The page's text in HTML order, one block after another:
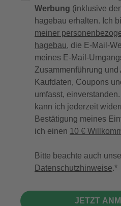
Werbung (inklusive
hagebau erhalten. Ich
meiner
hagebau, die E-Mail-
meines E-Mail-
Zusammenführung
Kaufdaten, Coupons
umfasst,
kann ich jederzeit
Bestätigung meines
ich einen 10 €
Bitte beachte auch
Datenschutzhinweise.
JETZT